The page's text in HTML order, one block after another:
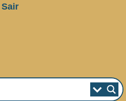
Sair